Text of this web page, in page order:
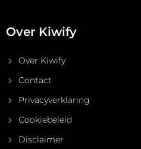
Over Kiwify
Over Kiwify
Contact
Privacyverklaring
Cookiebeleid
Disclaimer